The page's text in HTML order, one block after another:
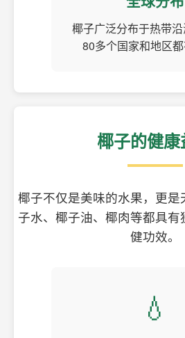
椰子广泛分布于热带
80多个国家和地区都
椰子的健
椰子不仅是美味的水果，更
子水、椰子油、椰肉等都具
健功效。
💧